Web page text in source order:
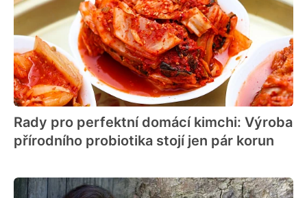
Rady pro perfektní domácí kimchi: Výroba
přírodního probiotika stojí jen pár korun